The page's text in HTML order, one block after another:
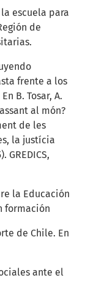
escuela para
de
frente a los
B. Tosar, A.
al món?
de les
la justícia
la Educación
formación
de Chile. En
ante el